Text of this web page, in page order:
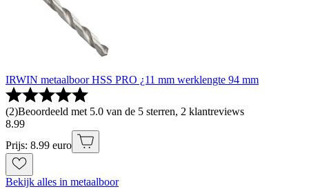
IRWIN metaalboor HSS PRO ¿11 mm werklengte 94 mm
(2)Beoordeeld met 5.0 van de 5 sterren, 2 klantreviews
8.99
Prijs: 8.99 euro
Bekijk alles in metaalboor